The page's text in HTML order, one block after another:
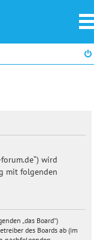
wird
mit folgenden
„das Board“)
des Boards ab (im